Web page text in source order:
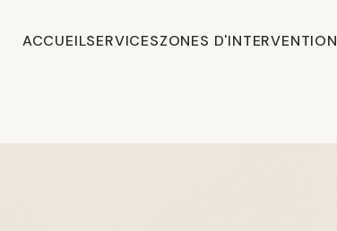
ACCUEILSERVICESZONES D'INTERVENTION